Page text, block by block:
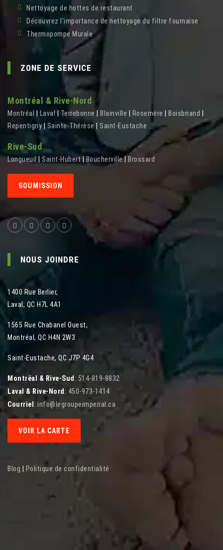
Nettoyage de hottes de restaurant
Découvrez l’importance de nettoyage du filtre fournaise
Thermopompe Murale
ZONE DE SERVICE
Montréal & Rive-Nord
Montréal Laval|Terrebonne Blainville Rosemère Boisbriand
Repentigny| Sainte-Thérèse Saint-Eustache ...
Rive-Sud
Longueuil Saint-Hubert Boucherville| Brossard
SOUMISSION
NOUS JOINDRE
1400 Rue Berlier,
Laval , QC H7L 4A1
1565 Rue Chabanel Ouest,
Montréal , QC H4N 2W3
Saint-Eustache, QC J7P 4G4
Montréal & Rive-Sud : 514-819-8832
Laval & Rive-Nord : 450-973-1414
Courriel : info@legroupeimperial.ca
VOIR LA CARTE
Blog Politique de confidentialité